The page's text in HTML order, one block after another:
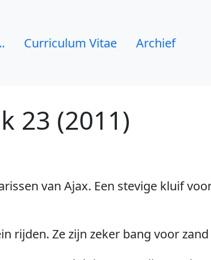
Curriculum Vitae Archief
23 (2011)
van Ajax. Een stevige kluif
rijden. Ze zijn zeker bang voor